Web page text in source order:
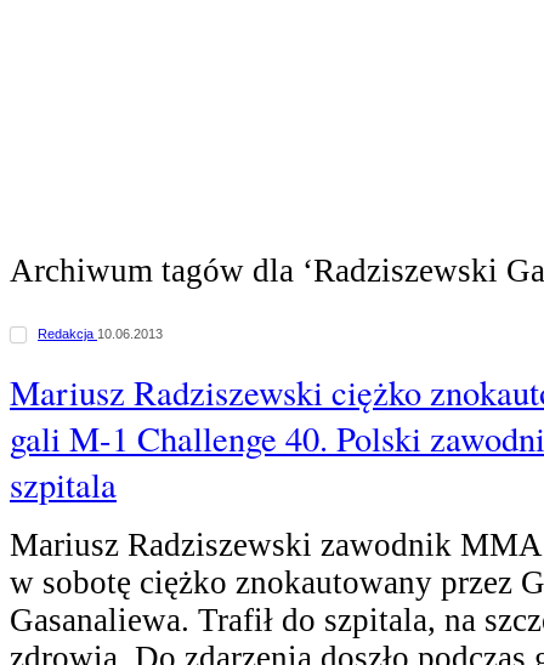
Archiwum tagów dla ‘Radziszewski
Redakcja 10.06.2013
Mariusz Radziszewski ciężko
gali M-1 Challenge 40. Polski
szpitala
Mariusz Radziszewski zawodnik
w sobotę ciężko znokautowany przez
Gasanaliewa. Trafił do szpitala, na